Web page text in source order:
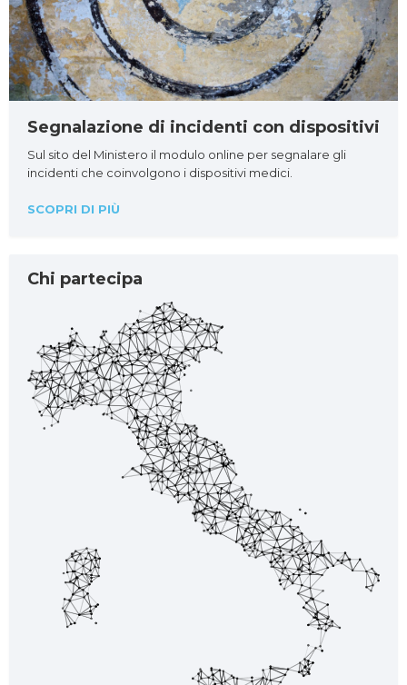
Segnalazione di incidenti con dispositivi
Sul sito del Ministero il modulo online per segnalare gli
incidenti che coinvolgono i dispositivi medici.
SCOPRI DI PIÙ
Chi partecipa